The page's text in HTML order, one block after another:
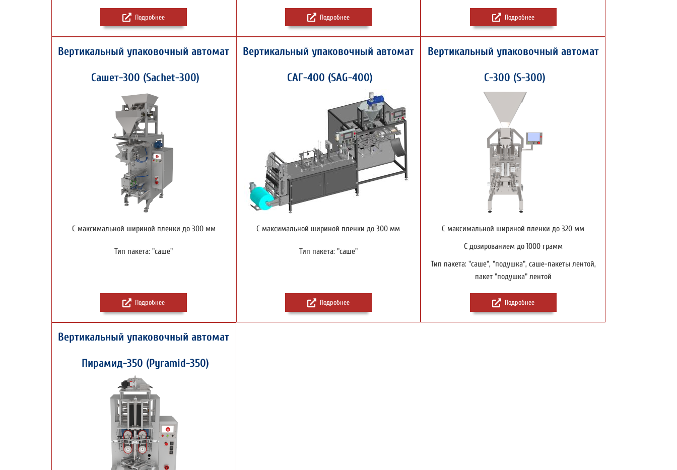
Подробнее Подробнее Подробнее
Вертикальный упаковочный автомат
Сашет-300 (Sachet-300)
С максимальной шириной пленки до 300 мм
Тип пакета: "саше"
Подробнее
Вертикальный упаковочный автомат
САГ-400 (SAG-400)
С максимальной шириной пленки до 300 мм
Тип пакета: "саше"
Подробнее
Вертикальный упаковочный автомат
С-300 (S-300)
С максимальной шириной пленки до 320 мм
С дозированием до 1000 грамм
Тип пакета: "саше", "подушка", саше-пакеты лентой,
пакет "подушка" лентой
Подробнее
Вертикальный упаковочный автомат
Пирамид-350 (Pyramid-350)